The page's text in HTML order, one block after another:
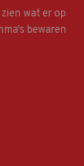
wat er op
bewaren